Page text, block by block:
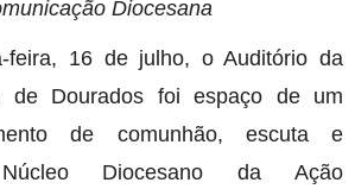
Diocesana
feira, 16 de julho, o Auditório da
de Dourados foi espaço de um
de comunhão, escuta e
Diocesano da Ação